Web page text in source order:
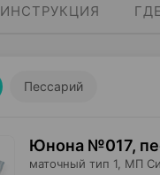
ИНСТРУКЦИЯ
Пессарий
Юнона №017,
маточный тип 1, МП